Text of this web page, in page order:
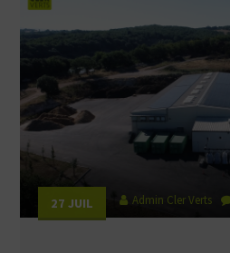
27 JUIL Admin Cler Verts